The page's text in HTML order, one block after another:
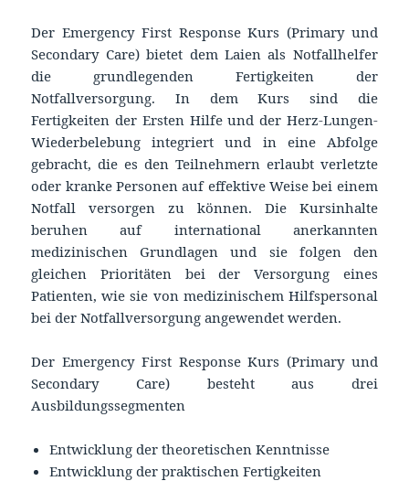
Der Emergency First Response Kurs (Primary und
Secondary Care) bietet dem Laien als Notfallhelfer
die grundlegenden Fertigkeiten der
Notfallversorgung. In dem Kurs sind die
Fertigkeiten der Ersten Hilfe und der Herz-Lungen-
Wiederbelebung integriert und in eine Abfolge
gebracht, die es den Teilnehmern erlaubt verletzte
oder kranke Personen auf effektive Weise bei einem
Notfall versorgen zu können. Die Kursinhalte
beruhen auf international anerkannten
medizinischen Grundlagen und sie folgen den
gleichen Prioritäten bei der Versorgung eines
Patienten, wie sie von medizinischem Hilfspersonal
bei der Notfallversorgung angewendet werden.
Der Emergency First Response Kurs (Primary und
Secondary Care) besteht aus drei
Ausbildungssegmenten
Entwicklung der theoretischen Kenntnisse
Entwicklung der praktischen Fertigkeiten